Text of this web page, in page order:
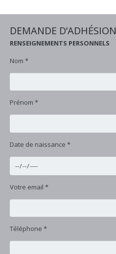
DEMANDE D’ADHÉSION
RENSEIGNEMENTS PERSONNELS
Nom *
Prénom *
Date de naissance *
Votre email *
Téléphone *